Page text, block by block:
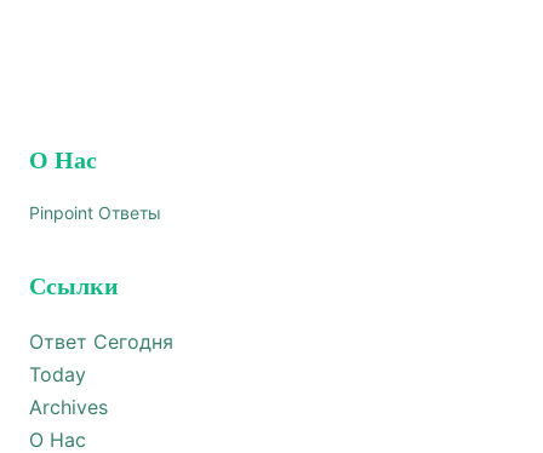
О Нас
Pinpoint Ответы
Ссылки
Ответ Сегодня
Today
Archives
О Нас